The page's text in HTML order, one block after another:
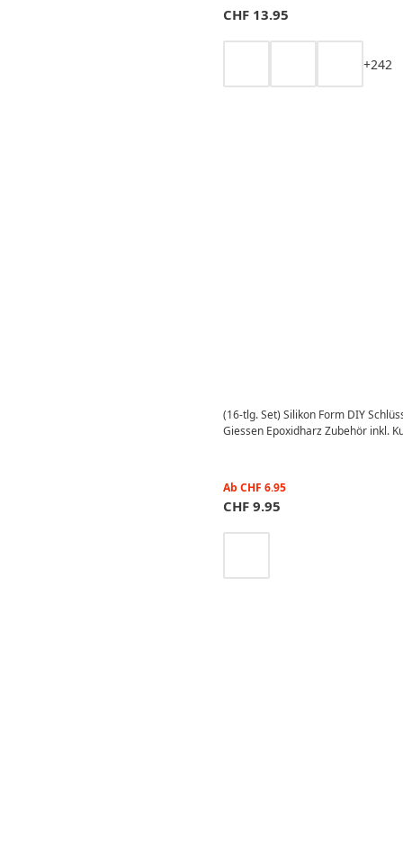
CHF 13.95
+242
(16-tlg. Set) Silikon Form DIY
Giessen Epoxidharz Zubehör inkl.
Ab CHF 6.95
CHF 9.95